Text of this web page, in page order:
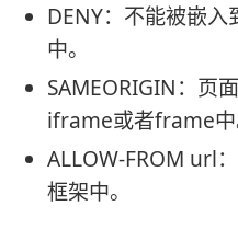
DENY：不能被嵌
中。
SAMEORIGIN：页
iframe或者frame中
ALLOW-FROM url
框架中。